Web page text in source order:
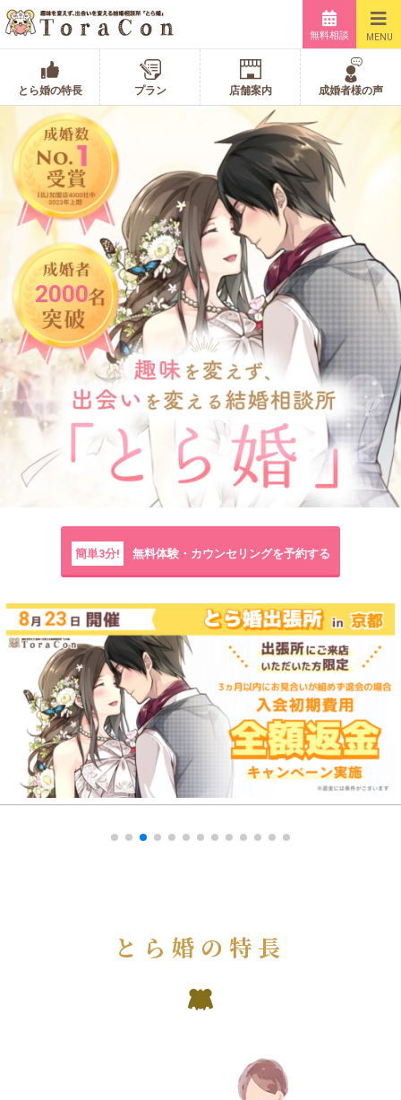
無料相談 MENU
とら婚の特長 プラン 店舗案内 成婚者様の声
2000
簡単3分! 無料体験・カウンセリングを予約する
とら婚の特長